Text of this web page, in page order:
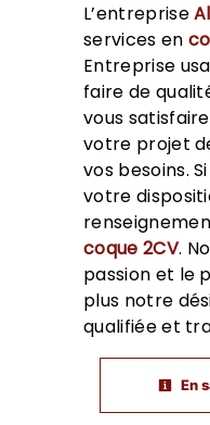
L’entreprise
services en
Entreprise
faire de
vous
votre projet
vos besoins.
votre
coque 2CV.
passion et le
plus notre
qualifiée et
En